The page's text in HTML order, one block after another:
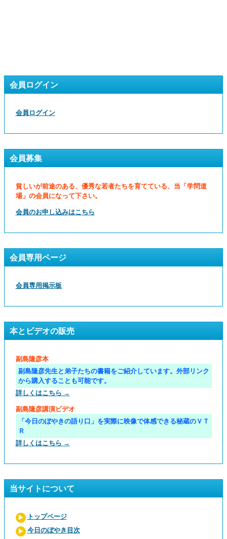
会員ログイン
会員ログイン
会員募集
貧しいが前途のある、優秀な若者たちを育てている、当「学問道
場」の会員になって下さい。
会員のお申し込みはこちら
会員専用ページ
会員専用掲示板
本とビデオの販売
副島隆彦本
副島隆彦先生と弟子たちの書籍をご紹介しています。外部リンク
から購入することも可能です。
詳しくはこちら →
副島隆彦講演ビデオ
「今日のぼやきの語り口」を実際に映像で体感できる秘蔵のＶＴ
Ｒ
詳しくはこちら →
当サイトについて
トップページ
今日のぼやき目次